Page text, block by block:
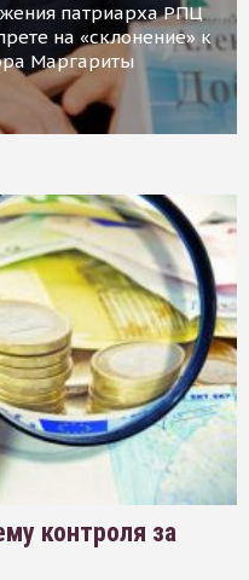
патриарха РПЦ
на «склонение» к
Маргариты
контроля за